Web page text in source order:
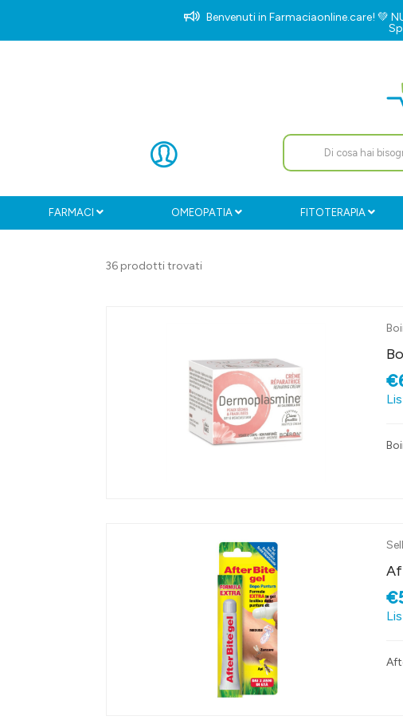
Benvenuti in Farmaciaonline.care! 💚
FARMACI OMEOPATIA FITOTERAPIA
36 prodotti trovati